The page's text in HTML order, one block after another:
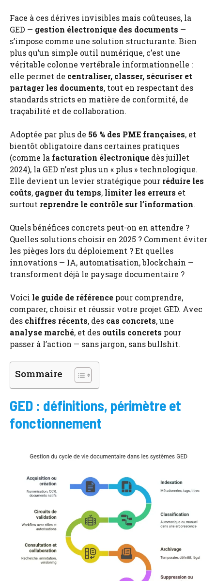
Face à ces dérives invisibles mais coûteuses, la
GED — gestion électronique des documents —
s’impose comme une solution structurante. Bien
plus qu’un simple outil numérique, c’est une
véritable colonne vertébrale informationnelle :
elle permet de centraliser, classer, sécuriser et
partager les documents, tout en respectant des
standards stricts en matière de conformité, de
traçabilité et de collaboration.
Adoptée par plus de 56 % des PME françaises, et
bientôt obligatoire dans certaines pratiques
(comme la facturation électronique dès juillet
2024), la GED n’est plus un « plus » technologique.
Elle devient un levier stratégique pour réduire les
coûts, gagner du temps, limiter les erreurs et
surtout reprendre le contrôle sur l’information.
Quels bénéfices concrets peut-on en attendre ?
Quelles solutions choisir en 2025 ? Comment éviter
les pièges lors du déploiement ? Et quelles
innovations — IA, automatisation, blockchain —
transforment déjà le paysage documentaire ?
Voici le guide de référence pour comprendre,
comparer, choisir et réussir votre projet GED. Avec
des chiffres récents, des cas concrets, une
analyse marché, et des outils concrets pour
passer à l’action — sans jargon, sans bullshit.
Sommaire
GED : définitions, périmètre et
fonctionnement